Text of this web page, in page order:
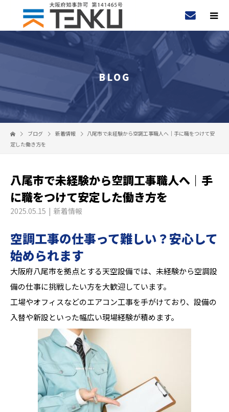
BLOG
ブログ 新着情報
八尾市で未経験から空調工事職人へ｜手に職をつけて安
定した働き方を
八尾市で未経験から空調工事職人へ｜手
に職をつけて安定した働き方を
2025.05.15 新着情報
空調工事の仕事って難しい？安心して
始められます
大阪府八尾市を拠点とする天空設備では、未経験から空調設
備の仕事に挑戦したい方を大歓迎しています。
工場やオフィスなどのエアコン工事を手がけており、設備の
入替や新設といった幅広い現場経験が積めます。